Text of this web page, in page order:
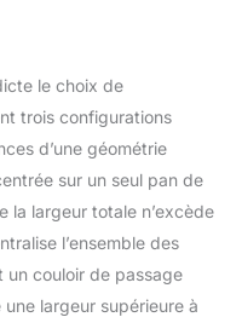
le choix de
trois configurations
d’une géométrie
sur un seul pan de
la largeur totale n’excède
l’ensemble des
couloir de passage
largeur supérieure à